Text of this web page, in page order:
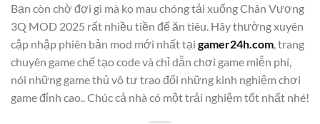
Bạn còn chờ đợi gì mà ko mau chóng tải xuống Chân Vương
3Q MOD 2025 rất nhiều tiền để ăn tiêu. Hãy thường xuyên
cập nhập phiên bản mod mới nhất tại gamer24h.com, trang
chuyên game chế tạo code và chỉ dẫn chơi game miễn phí,
nói những game thủ vô tư trao đổi những kinh nghiệm chơi
game đỉnh cao.. Chúc cả nhà có một trải nghiệm tốt nhất nhé!